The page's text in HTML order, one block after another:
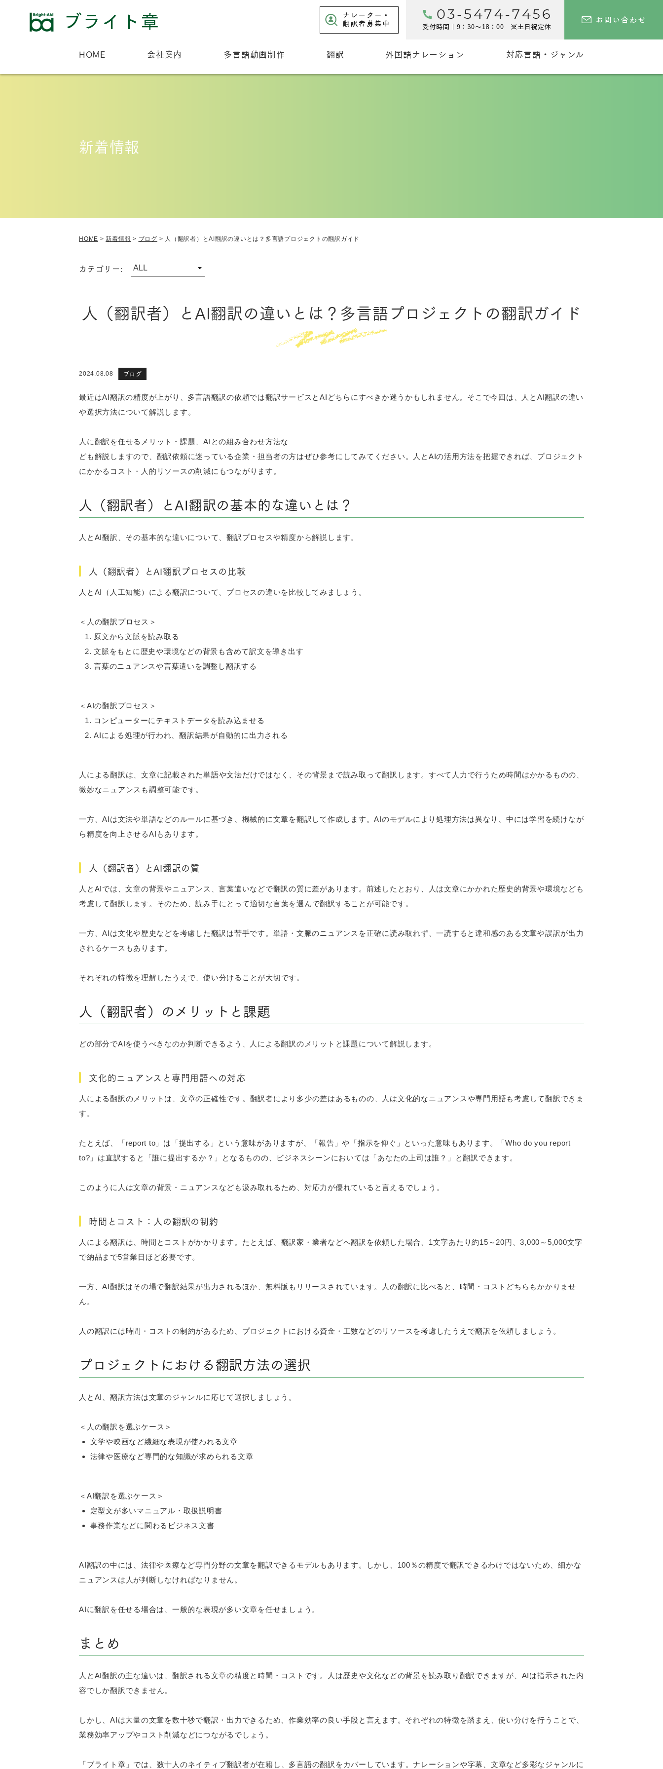
HOME 会社案内 多言語動画制作 翻訳 外国語ナレーション 対応言語・ジャンル
新着情報
HOME >新着情報 > ブログ > 人（翻訳者）とAI翻訳の違いとは？多言語プロジェクトの翻訳ガイド
カテゴリー:
人（翻訳者）とAI翻訳の違いとは？多言語プロジェクトの翻訳ガイド
2024.08.08 ブログ
最近はAI翻訳の精度が上がり、多言語翻訳の依頼では翻訳サービスとAIどちらにすべきか迷うかもしれません。そこで今回は、人とAI翻訳の違い
や選択方法について解説します。
人に翻訳を任せるメリット・課題、AIとの組み合わせ方法な
ども解説しますので、翻訳依頼に迷っている企業・担当者の方はぜひ参考にしてみてください。人とAIの活用方法を把握できれば、プロジェクト
にかかるコスト・人的リソースの削減にもつながります。
人（翻訳者）とAI翻訳の基本的な違いとは？
人とAI翻訳、その基本的な違いについて、翻訳プロセスや精度から解説します。
人（翻訳者）とAI翻訳プロセスの比較
人とAI（人工知能）による翻訳について、プロセスの違いを比較してみましょう。
＜人の翻訳プロセス＞
原文から文脈を読み取る
文脈をもとに歴史や環境などの背景も含めて訳文を導き出す
言葉のニュアンスや言葉遣いを調整し翻訳する
＜AIの翻訳プロセス＞
コンピューターにテキストデータを読み込ませる
AIによる処理が行われ、翻訳結果が自動的に出力される
人による翻訳は、文章に記載された単語や文法だけではなく、その背景まで読み取って翻訳します。すべて人力で行うため時間はかかるものの、
微妙なニュアンスも調整可能です。
一方、AIは文法や単語などのルールに基づき、機械的に文章を翻訳して作成します。AIのモデルにより処理方法は異なり、中には学習を続けなが
ら精度を向上させるAIもあります。
人（翻訳者）とAI翻訳の質
人とAIでは、文章の背景やニュアンス、言葉遣いなどで翻訳の質に差があります。前述したとおり、人は文章にかかれた歴史的背景や環境なども
考慮して翻訳します。そのため、読み手にとって適切な言葉を選んで翻訳することが可能です。
一方、AIは文化や歴史などを考慮した翻訳は苦手です。単語・文脈のニュアンスを正確に読み取れず、一読すると違和感のある文章や誤訳が出力
されるケースもあります。
それぞれの特徴を理解したうえで、使い分けることが大切です。
人（翻訳者）のメリットと課題
どの部分でAIを使うべきなのか判断できるよう、人による翻訳のメリットと課題について解説します。
文化的ニュアンスと専門用語への対応
人による翻訳のメリットは、文章の正確性です。翻訳者により多少の差はあるものの、人は文化的なニュアンスや専門用語も考慮して翻訳できま
す。
たとえば、「report to」は「提出する」という意味がありますが、「報告」や「指示を仰ぐ」といった意味もあります。「Who do you report
to?」は直訳すると「誰に提出するか？」となるものの、ビジネスシーンにおいては「あなたの上司は誰？」と翻訳できます。
このように人は文章の背景・ニュアンスなども汲み取れるため、対応力が優れていると言えるでしょう。
時間とコスト：人の翻訳の制約
人による翻訳は、時間とコストがかかります。たとえば、翻訳家・業者などへ翻訳を依頼した場合、1文字あたり約15～20円、3,000～5,000文字
で納品まで5営業日ほど必要です。
一方、AI翻訳はその場で翻訳結果が出力されるほか、無料版もリリースされています。人の翻訳に比べると、時間・コストどちらもかかりませ
ん。
人の翻訳には時間・コストの制約があるため、プロジェクトにおける資金・工数などのリソースを考慮したうえで翻訳を依頼しましょう。
プロジェクトにおける翻訳方法の選択
人とAI、翻訳方法は文章のジャンルに応じて選択しましょう。
＜人の翻訳を選ぶケース＞
文学や映画など繊細な表現が使われる文章
法律や医療など専門的な知識が求められる文章
＜AI翻訳を選ぶケース＞
定型文が多いマニュアル・取扱説明書
事務作業などに関わるビジネス文書
AI翻訳の中には、法律や医療など専門分野の文章を翻訳できるモデルもあります。しかし、100％の精度で翻訳できるわけではないため、細かな
ニュアンスは人が判断しなければなりません。
AIに翻訳を任せる場合は、一般的な表現が多い文章を任せましょう。
まとめ
人とAI翻訳の主な違いは、翻訳される文章の精度と時間・コストです。人は歴史や文化などの背景を読み取り翻訳できますが、AIは指示された内
容でしか翻訳できません。
しかし、AIは大量の文章を数十秒で翻訳・出力できるため、作業効率の良い手段と言えます。それぞれの特徴を踏まえ、使い分けを行うことで、
業務効率アップやコスト削減などにつながるでしょう。
「ブライト章」では、数十人のネイティブ翻訳者が在籍し、多言語の翻訳をカバーしています。ナレーションや字幕、文章など多彩なジャンルに